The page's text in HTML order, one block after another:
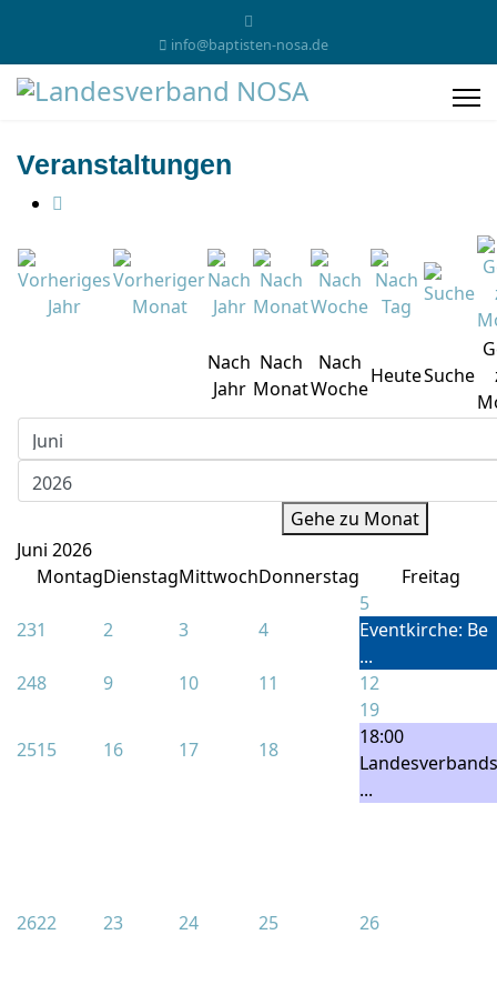
info@baptisten-nosa.de
Veranstaltungen
Nach
Jahr
Nach
Monat
Nach
Woche
HeuteSuche
Gehe zu Monat
Juni 2026
MontagDienstagMittwochDonnerstag Freitag
231 2 3 4
5
Eventkirche: Be
...
248 9 10 11 12
2515 16 17 18
19
18:00
...
2622 23 24 25 26